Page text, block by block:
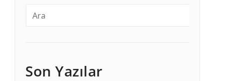
Son Yazılar